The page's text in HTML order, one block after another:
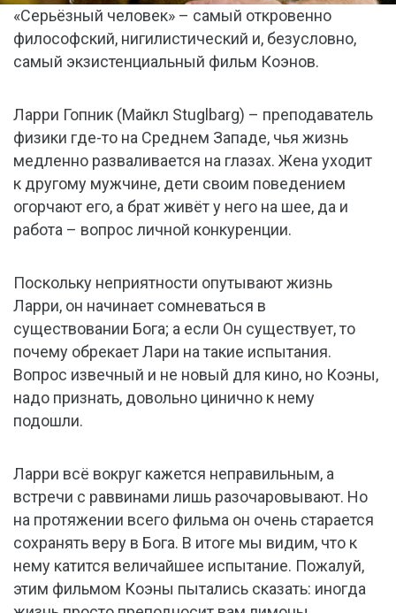
«Серьёзный человек» – самый откровенно
философский, нигилистический и, безусловно,
самый экзистенциальный фильм Коэнов.
Ларри Гопник (Майкл Stuglbarg) – преподаватель
физики где-то на Среднем Западе, чья жизнь
медленно разваливается на глазах. Жена уходит
к другому мужчине, дети своим поведением
огорчают его, а брат живёт у него на шее, да и
работа – вопрос личной конкуренции.
Поскольку неприятности опутывают жизнь
Ларри, он начинает сомневаться в
существовании Бога; а если Он существует, то
почему обрекает Лари на такие испытания.
Вопрос извечный и не новый для кино, но Коэны,
надо признать, довольно цинично к нему
подошли.
Ларри всё вокруг кажется неправильным, а
встречи с раввинами лишь разочаровывают. Но
на протяжении всего фильма он очень старается
сохранять веру в Бога. В итоге мы видим, что к
нему катится величайшее испытание. Пожалуй,
этим фильмом Коэны пытались сказать: иногда